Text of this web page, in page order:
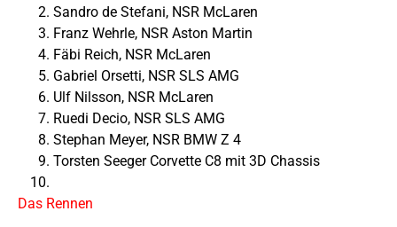
Sandro de Stefani, NSR McLaren
Franz Wehrle, NSR Aston Martin
Fäbi Reich, NSR McLaren
Gabriel Orsetti, NSR SLS AMG
Ulf Nilsson, NSR McLaren
Ruedi Decio, NSR SLS AMG
Stephan Meyer, NSR BMW Z 4
Torsten Seeger Corvette C8 mit 3D Chassis
Das Rennen